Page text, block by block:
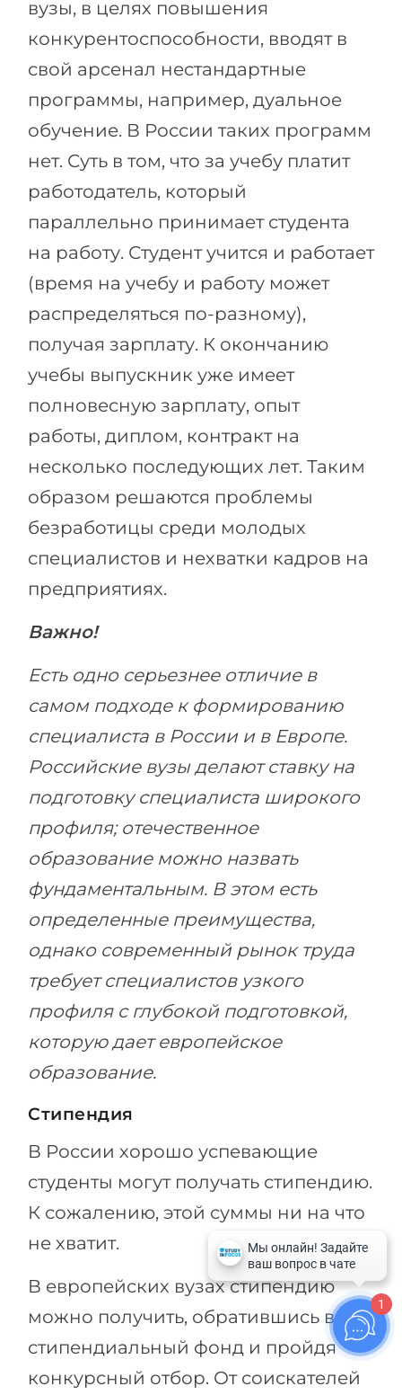
вузы, в целях повышения
конкурентоспособности, вводят в
свой арсенал нестандартные
программы, например, дуальное
обучение. В России таких программ
нет. Суть в том, что за учебу платит
работодатель, который
параллельно принимает студента
на работу. Студент учится и работает
(время на учебу и работу может
распределяться по-разному),
получая зарплату. К окончанию
учебы выпускник уже имеет
полновесную зарплату, опыт
работы, диплом, контракт на
несколько последующих лет. Таким
образом решаются проблемы
безработицы среди молодых
специалистов и нехватки кадров на
предприятиях.
Важно!
Есть одно серьезнее отличие в
самом подходе к формированию
специалиста в России и в Европе.
Российские вузы делают ставку на
подготовку специалиста широкого
профиля; отечественное
образование можно назвать
фундаментальным. В этом есть
определенные преимущества,
однако современный рынок труда
требует специалистов узкого
профиля с глубокой подготовкой,
которую дает европейское
образование.
Стипендия
В России хорошо успевающие
студенты могут получать стипендию.
К сожалению, этой суммы ни на что
не хватит.
В европейских вузах стипендию
можно получить, обратившись в
стипендиальный фонд и пройдя
конкурсный отбор. От соискателей
1